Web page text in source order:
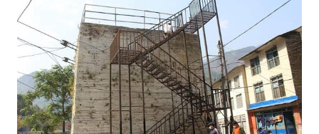
फोन पनि गर्न मिल्ने फोन । अतः फोन पनि गर्न मिल्ने सीम लिनु ठीक होला । जसको
मूल्य पाँचसात युरोभन्दा बढी पर्दैन । पोस्टपेड सीमको लागि फिनल्याण्डमा कम्तिमा २
बर्षदेखि बसेको हुनुपर्छ । अतः आफ्ना चिनजानका तपाइँलाई विश्वास गर्ने (तपैं...